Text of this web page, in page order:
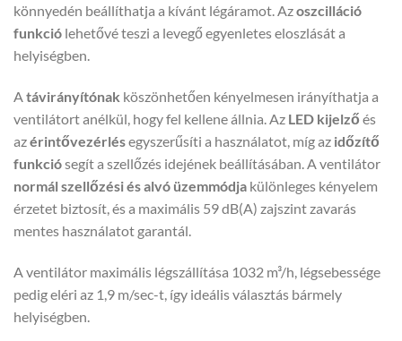
könnyedén beállíthatja a kívánt légáramot. Azoszcilláció
funkció lehetővé teszi a levegő egyenletes eloszlását a
helyiségben.
Atávirányítónak köszönhetően kényelmesen irányíthatja a
ventilátort anélkül, hogy fel kellene állnia. Az LED kijelző és
azérintővezérlésegyszerűsíti a használatot, míg az időzítő
funkciósegít a szellőzés idejének beállításában. A ventilátor
normál szellőzési és alvó üzemmódja különleges kényelem
érzetet biztosít, és a maximális 59 dB(A) zajszint zavarás
mentes használatot garantál.
A ventilátor maximális légszállítása 1032 m³/h, légsebessége
pedig eléri az 1,9 m/sec-t, így ideális választás bármely
helyiségben.